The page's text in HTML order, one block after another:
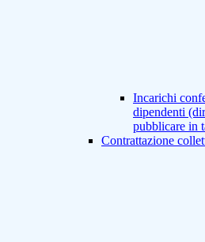
Incarichi
dipendenti
pubblicare in
Contrattazione